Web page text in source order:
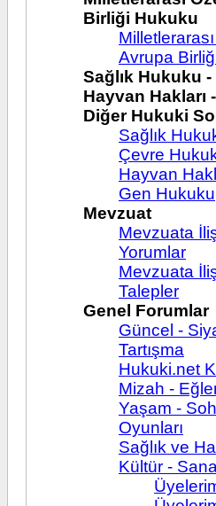
Birliği Hukuku
Avrupa
Sağlık Hukuku
Hayvan Hakları
Diğer Hukuki
Sağlık
Çevre
Hayvan
Gen Hukuku
Mevzuat
Mevzuata
Yorumlar
Mevzuata
Talepler
Genel Forumlar
Güncel -
Tartışma
Hukuki.net
Mizah -
Yaşam -
Oyunları
Sağlık ve
Kültür -